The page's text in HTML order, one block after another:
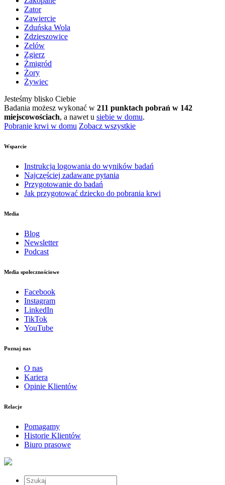
Zator
Zawiercie
Zduńska Wola
Zdzieszowice
Zelów
Zgierz
Żmigród
Żory
Żywiec
Jesteśmy blisko Ciebie
Badania możesz wykonać w 211 punktach pobrań w 142
miejscowościach, a nawet u siebie w domu.
Pobranie krwi w domu Zobacz wszystkie
Wsparcie
Instrukcja logowania do wyników badań
Najczęściej zadawane pytania
Przygotowanie do badań
Jak przygotować dziecko do pobrania krwi
Media
Blog
Newsletter
Podcast
Media społecznościowe
Facebook
Instagram
LinkedIn
TikTok
YouTube
Poznaj nas
O nas
Kariera
Opinie Klientów
Relacje
Pomagamy
Historie Klientów
Biuro prasowe